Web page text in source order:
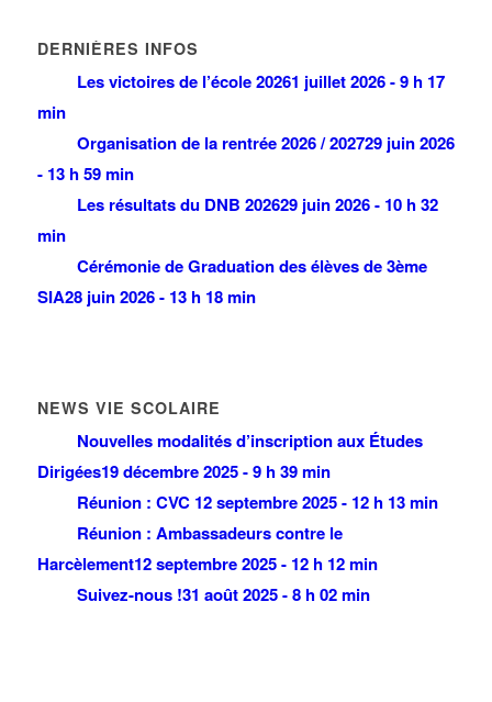
DERNIÈRES INFOS
Les victoires de l’école 20261 juillet 2026 - 9 h 17
min
Organisation de la rentrée 2026 / 202729 juin 2026
- 13 h 59 min
Les résultats du DNB 202629 juin 2026 - 10 h 32
min
Cérémonie de Graduation des élèves de 3ème
SIA28 juin 2026 - 13 h 18 min
NEWS VIE SCOLAIRE
Nouvelles modalités d’inscription aux Études
Dirigées19 décembre 2025 - 9 h 39 min
Réunion : CVC 12 septembre 2025 - 12 h 13 min
Réunion : Ambassadeurs contre le
Harcèlement12 septembre 2025 - 12 h 12 min
Suivez-nous !31 août 2025 - 8 h 02 min